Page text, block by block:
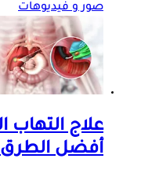
صور و فيديوهات
علاج التهاب
أفضل الطرق